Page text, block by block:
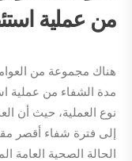
من عملية
هناك مجموعة من
مدة الشفاء من عملية
نوع العملية، حيث أن
إلى فترة شفاء أقصر
الحالة الصحية العامة